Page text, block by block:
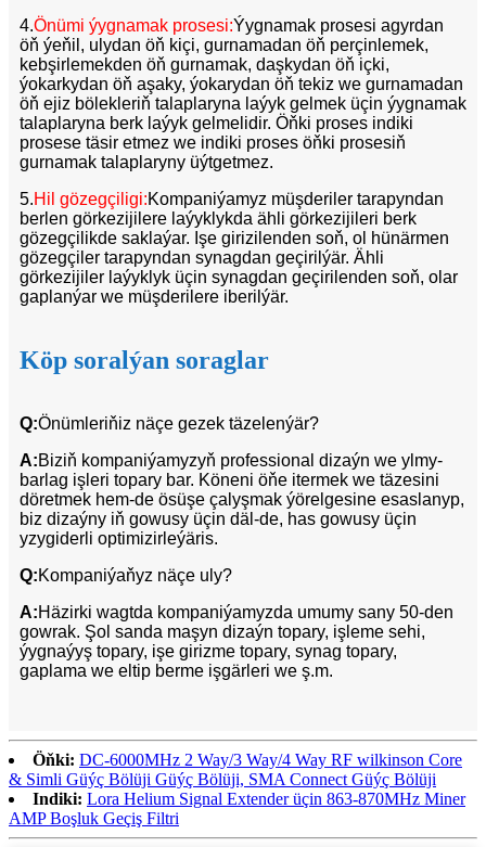
4.Önümi ýygnamak prosesi:Ýygnamak prosesi agyrdan
öň ýeňil, ulydan öň kiçi, gurnamadan öň perçinlemek,
kebşirlemekden öň gurnamak, daşkydan öň içki,
ýokarkydan öň aşaky, ýokarydan öň tekiz we gurnamadan
öň ejiz bölekleriň talaplaryna laýyk gelmek üçin ýygnamak
talaplaryna berk laýyk gelmelidir. Öňki proses indiki
prosese täsir etmez we indiki proses öňki prosesiň
gurnamak talaplaryny üýtgetmez.
5.Hil gözegçiligi:Kompaniýamyz müşderiler tarapyndan
berlen görkezijilere laýyklykda ähli görkezijileri berk
gözegçilikde saklaýar. Işe girizilenden soň, ol hünärmen
gözegçiler tarapyndan synagdan geçirilýär. Ähli
görkezijiler laýyklyk üçin synagdan geçirilenden soň, olar
gaplanýar we müşderilere iberilýär.
Köp soralýan soraglar
Q:Önümleriňiz näçe gezek täzelenýär?
A:Biziň kompaniýamyzyň professional dizaýn we ylmy-
barlag işleri topary bar. Köneni öňe itermek we täzesini
döretmek hem-de ösüşe çalyşmak ýörelgesine esaslanyp,
biz dizaýny iň gowusy üçin däl-de, has gowusy üçin
yzygiderli optimizirleýäris.
Q:Kompaniýaňyz näçe uly?
A:Häzirki wagtda kompaniýamyzda umumy sany 50-den
gowrak. Şol sanda maşyn dizaýn topary, işleme sehi,
ýygnaýyş topary, işe girizme topary, synag topary,
gaplama we eltip berme işgärleri we ş.m.
Öňki: DC-6000MHz 2 Way/3 Way/4 Way RF wilkinson Core
& Simli Güýç Bölüji Güýç Bölüji, SMA Connect Güýç Bölüji
Indiki: Lora Helium Signal Extender üçin 863-870MHz Miner
AMP Boşluk Geçiş Filtri